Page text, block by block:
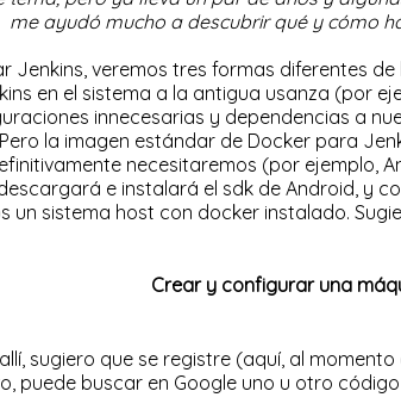
me ayudó mucho a descubrir qué y cómo
Jenkins, veremos tres formas diferentes
en el sistema a la antigua usanza (por
innecesarias y dependencias a
la imagen estándar de Docker para
necesitaremos (por ejemplo,
e instalará el sdk de Android, y
un sistema host con docker instalado.
Crear y configurar una
sugiero que se registre (aquí, al
puede buscar en Google uno u otro